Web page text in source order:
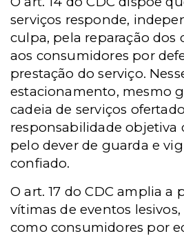
serviços responde,
culpa, pela reparação dos
aos consumidores por
prestação do serviço.
estacionamento, mesmo
cadeia de serviços
responsabilidade objetiva
pelo dever de guarda e
confiado.
O art. 17 do CDC amplia a
vítimas de eventos
como consumidores por